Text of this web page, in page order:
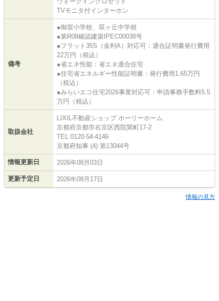
TVモニタ付インターホン
備考
●御室小学校、双ヶ丘中学校
●第R08確認建築IPEC00038号
●フラット35S（金利A）対応可：適合証明書発行費用
22万円（税込）
●省エネ性能：省エネ適合住宅
●住宅省エネルギー性能証明書：発行費用1.65万円
（税込）
●みらいエコ住宅2026事業対応可：申請事務手数料5.5
万円（税込）
取扱会社
LIXIL不動産ショップ ホーリーホーム
京都府京都市右京区西院巽町17-2
TEL:0120-54-4146
京都府知事 (4) 第13044号
情報更新日 2026年08月03日
更新予定日 2026年08月17日
情報の見方